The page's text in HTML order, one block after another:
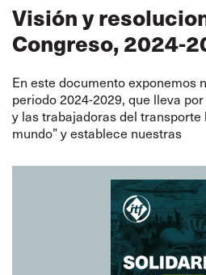
Visión y
Congreso, 2024-
En este documento exponemos
periodo 2024-2029, que lleva
y las trabajadoras del transporte
mundo” y establece nuestras